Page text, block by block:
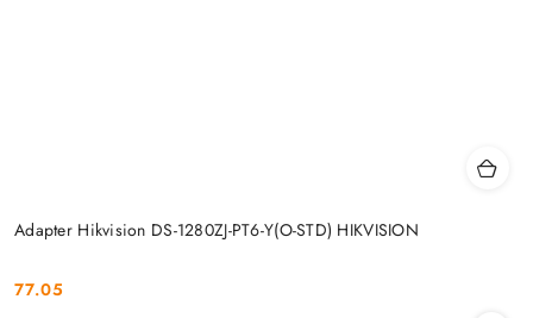
Adapter Hikvision DS-1280ZJ-PT6-Y(O-STD) HIKVISION
Cena:
77.05